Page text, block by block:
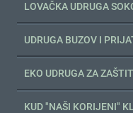
LOVAČKA UDRUGA
UDRUGA BUZOV I
EKO UDRUGA ZA
KUD "NAŠI KORIJENI"